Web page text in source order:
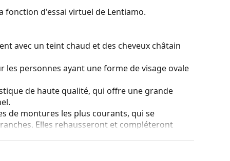
fonction d'essai virtuel de Lentiamo.
avec un teint chaud et des cheveux châtain
personnes ayant une forme de visage ovale
de haute qualité, qui offre une grande
de montures les plus courants, qui se
Elles rehausseront et compléteront
leur protection contre les dommages. Ce type
de plus grande puissance optique.